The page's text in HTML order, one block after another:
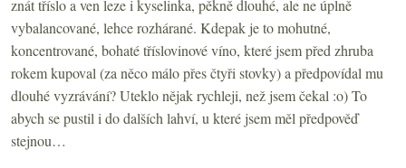
znát tříslo a ven leze i kyselinka, pěkně dlouhé, ale ne úplně
vybalancované, lehce rozhárané. Kdepak je to mohutné,
koncentrované, bohaté tříslovinové víno, které jsem před zhruba
rokem kupoval (za něco málo přes čtyři stovky) a předpovídal mu
dlouhé vyzrávání? Uteklo nějak rychleji, než jsem čekal :o) To
abych se pustil i do dalších lahví, u které jsem měl předpověď
stejnou…